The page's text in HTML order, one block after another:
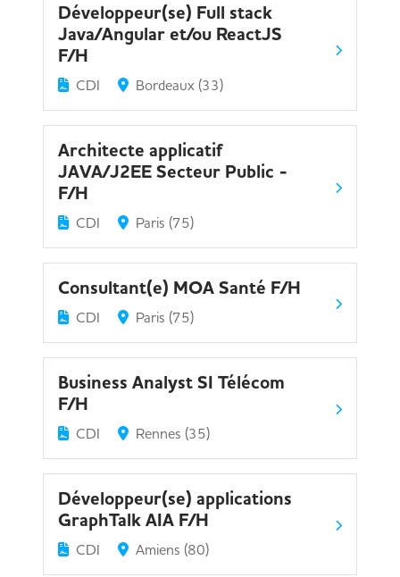
Développeur(se) Full stack
Java/Angular et/ou ReactJS
F/H
CDI Bordeaux (33)
Architecte applicatif
JAVA/J2EE Secteur Public -
F/H
CDI Paris (75)
Consultant(e) MOA Santé F/H
CDI Paris (75)
Business Analyst SI Télécom
F/H
CDI Rennes (35)
Développeur(se) applications
GraphTalk AIA F/H
CDI Amiens (80)